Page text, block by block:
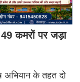
कमरों पर जड़ा
अभियान के तहत दो